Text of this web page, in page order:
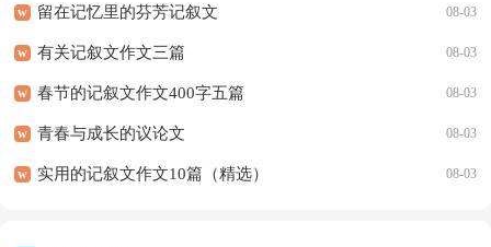
w 留在记忆里的芬芳记叙文 08-03
w 有关记叙文作文三篇 08-03
w 春节的记叙文作文400字五篇 08-03
w 青春与成长的议论文 08-03
w 实用的记叙文作文10篇（精选） 08-03